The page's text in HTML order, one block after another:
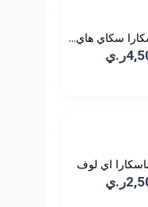
سكاي هاي...
اي لوف
اك...